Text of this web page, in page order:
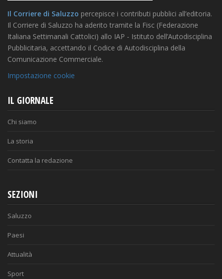
Il Corriere di Saluzzo percepisce i contributi pubblici all’editoria.
Il Corriere di Saluzzo ha aderito tramite la Fisc (Federazione
Italiana Settimanali Cattolici) allo IAP - Istituto dell’Autodisciplina
Pubblicitaria, accettando il Codice di Autodisciplina della
Comunicazione Commerciale.
Impostazione cookie
IL GIORNALE
Chi siamo
La storia
Contatta la redazione
SEZIONI
Saluzzo
Paesi
Attualità
Sport